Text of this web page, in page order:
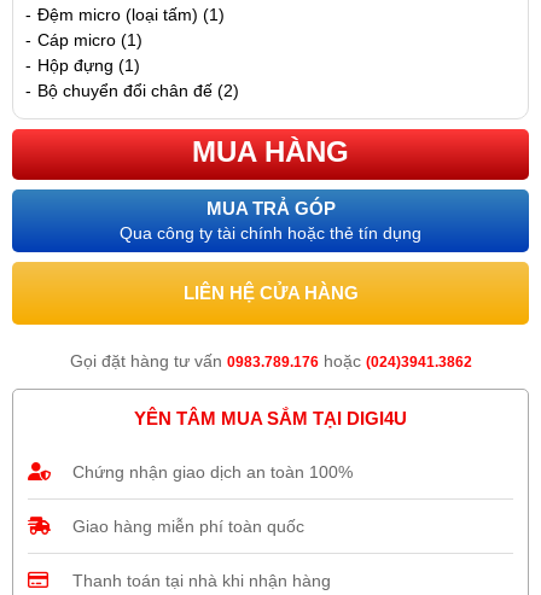
- Đệm micro (loại tấm) (1)
- Cáp micro (1)
- Hộp đựng (1)
- Bộ chuyển đổi chân đế (2)
MUA HÀNG
MUA TRẢ GÓP
Qua công ty tài chính hoặc thẻ tín dụng
LIÊN HỆ CỬA HÀNG
Gọi đặt hàng tư vấn 0983.789.176hoặc (024)3941.3862
YÊN TÂM MUA SẮM TẠI DIGI4U
Chứng nhận giao dịch an toàn 100%
Giao hàng miễn phí toàn quốc
Thanh toán tại nhà khi nhận hàng